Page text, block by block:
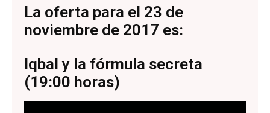
La oferta para el 23 de
noviembre de 2017 es:
Iqbal y la fórmula secreta
(19:00 horas)